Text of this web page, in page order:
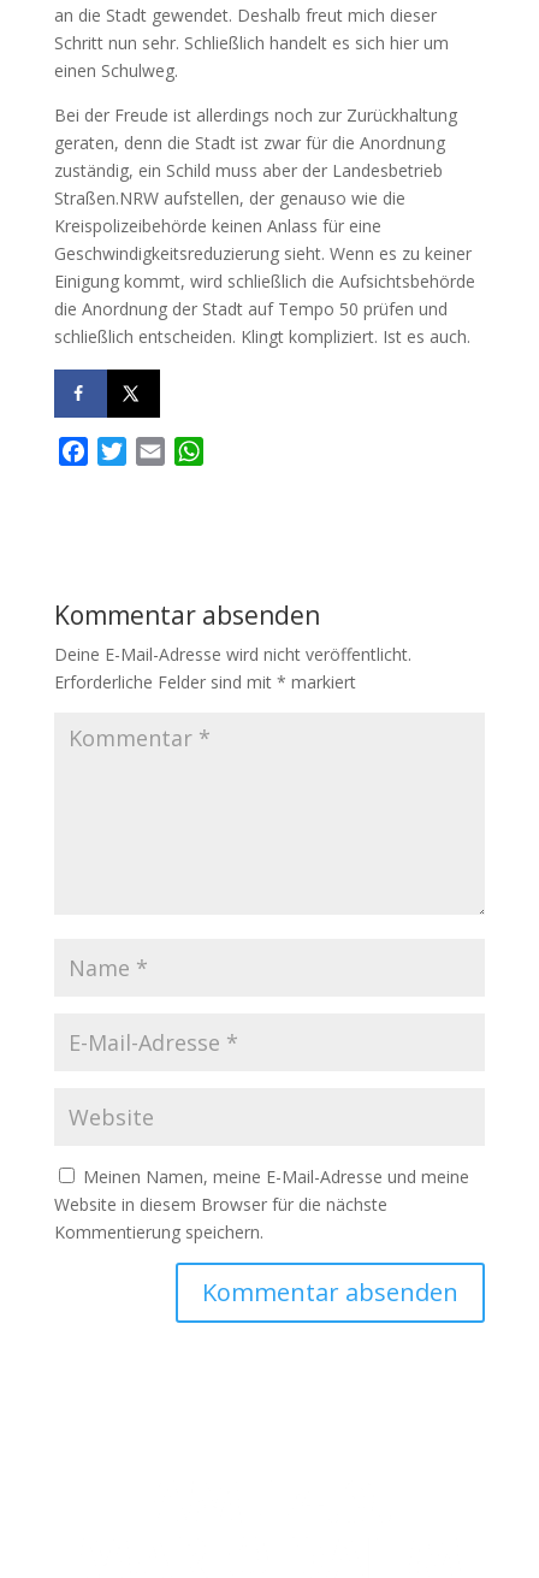
an die Stadt gewendet. Deshalb freut mich dieser
Schritt nun sehr. Schließlich handelt es sich hier um
einen Schulweg.
Bei der Freude ist allerdings noch zur Zurückhaltung
geraten, denn die Stadt ist zwar für die Anordnung
zuständig, ein Schild muss aber der Landesbetrieb
Straßen.NRW aufstellen, der genauso wie die
Kreispolizeibehörde keinen Anlass für eine
Geschwindigkeitsreduzierung sieht. Wenn es zu keiner
Einigung kommt, wird schließlich die Aufsichtsbehörde
die Anordnung der Stadt auf Tempo 50 prüfen und
schließlich entscheiden. Klingt kompliziert. Ist es auch.
o
k
r
p
p
Kommentar absenden
Deine E-Mail-Adresse wird nicht veröffentlicht.
Erforderliche Felder sind mit * markiert
Meinen Namen, meine E-Mail-Adresse und meine
Website in diesem Browser für die nächste
Kommentierung speichern.